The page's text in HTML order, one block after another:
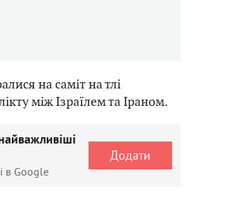
на саміт на тлі
між Ізраїлем та Іраном.
в Google
Додати